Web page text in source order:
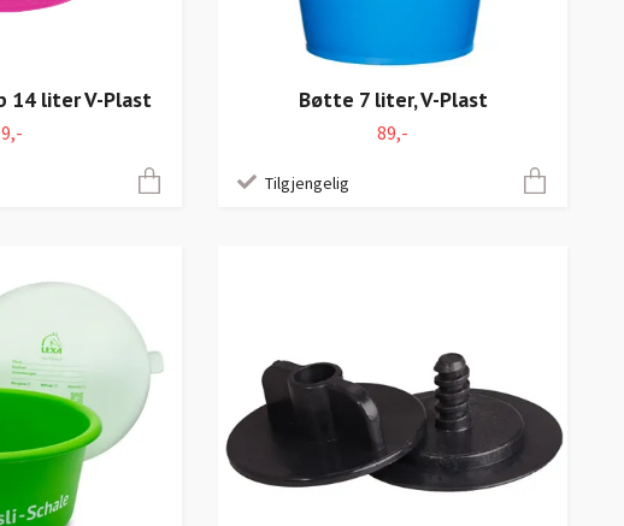
14 liter V-Plast Bøtte 7 liter, V-Plast
89,-
Tilgjengelig